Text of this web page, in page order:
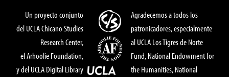
Un proyecto conjunto
del UCLA Chicano Studies
Research Center,
el Arhoolie Foundation,
y del UCLA Digital Library
Agradecemos a todos los
patronicadores, especialmente
al UCLA Los Tigres de Norte
Fund, National Endowment for
the Humanities, National